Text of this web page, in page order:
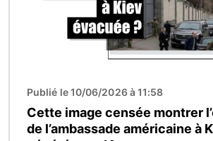
Publié le 10/06/2026 à 11:58
Cette image censée montrer
de l’ambassade américaine à